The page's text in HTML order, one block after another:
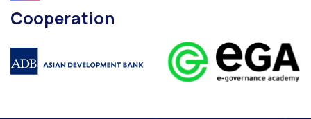
Cooperation